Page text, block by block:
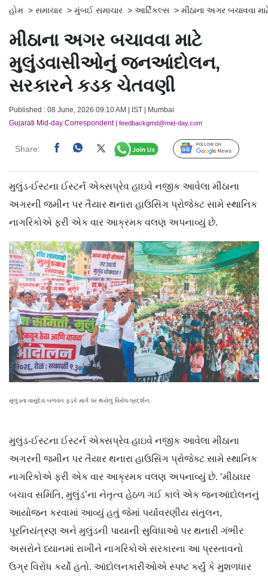
હોમ > સમાચાર > મુંબઈ સમાચાર > આર્ટિકલ્સ > મીઠાના અગર બચાવવા
મીઠાના અગર બચાવવા માટે
મુલુંડવાસીઓનું જનઆંદોલન,
સરકારને કડક ચેતવણી
Published : 08 June, 2026 09:10 AM | IST | Mumbai
Gujarati Mid-day Correspondent| feedbackgmd@mid-day.com
Share: Follow Us
મુલુંડ-ઈસ્ટના ઈસ્ટર્ન એક્સપ્રેવ હાઇવે નજીક આવેલા મીઠાના
અગરની જમીન પર તૈયાર થનારા હાઉસિંગ પ્રોજેક્ટ સામે સ્થાનિક
નાગરિકોએ ફરી એક વાર આક્રમક વલણ અપનાવ્યું છે.
મુલુંડના વાસુદેવ બળવંત ફડકે માર્ગ પર થયેલું વિરોધ-પ્રદર્શન.
મુલુંડ-ઈસ્ટના ઈસ્ટર્ન એક્સપ્રેવ હાઇવે નજીક આવેલા મીઠાના
અગરની જમીન પર તૈયાર થનારા હાઉસિંગ પ્રોજેક્ટ સામે સ્થાનિક
નાગરિકોએ ફરી એક વાર આક્રમક વલણ અપનાવ્યું છે. ‘મીઠાઘર
બચાવ સમિતિ, મુલુંડ’ના નેતૃત્વ હેઠળ ગઈ કાલે એક જનઆંદોલનનું
આયોજન કરવામાં આવ્યું હતું જેમાં પર્યાવરણીય સંતુલન,
પૂરનિયંત્રણ અને મુલુંડની પાયાની સુવિધાઓ પર થનારી ગંભીર
અસરોને ધ્યાનમાં રાખીને નાગરિકોએ સરકારના આ પ્રસ્તાવનો
ઉગ્ર વિરોધ કર્યો હતો. આંદોલનકારીઓએ સ્પષ્ટ કર્યું કે મુશળધાર